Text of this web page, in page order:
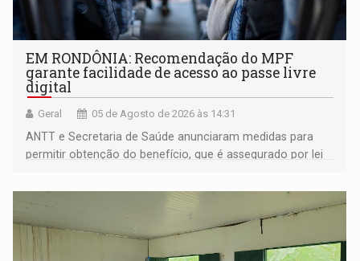
EM RONDÔNIA: Recomendação do MPF
garante facilidade de acesso ao passe livre
digital
Geral 05 de Agosto de 2026 às 14:31
ANTT e Secretaria de Saúde anunciaram medidas para
permitir obtenção do benefício, que é assegurado por lei